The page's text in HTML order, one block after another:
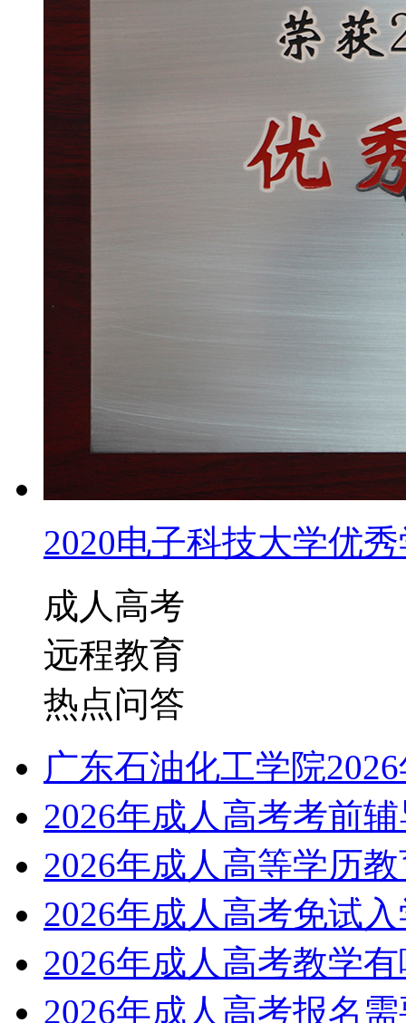
2020电子科技大学优
成人高考
远程教育
热点问答
广东石油化工学院
2026年成人高考考前
2026年成人高等学历
2026年成人高考免试
2026年成人高考教学
2026年成人高考报名